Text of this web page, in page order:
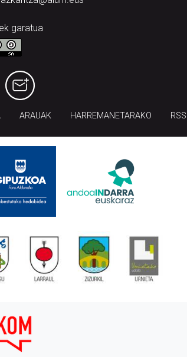
garatua
ARAUAK HARREMANETARAKO RSS